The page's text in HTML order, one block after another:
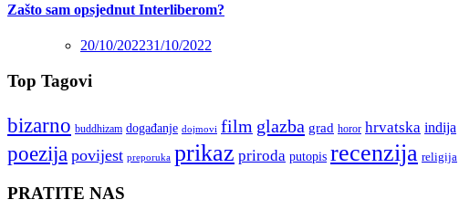
Zašto sam opsjednut Interliberom?
20/10/202231/10/2022
Top Tagovi
bizarno buddhizam događanje dojmovi film glazba grad horor hrvatska indija
poezija povijest preporuka prikaz priroda putopis recenzija religija
PRATITE NAS